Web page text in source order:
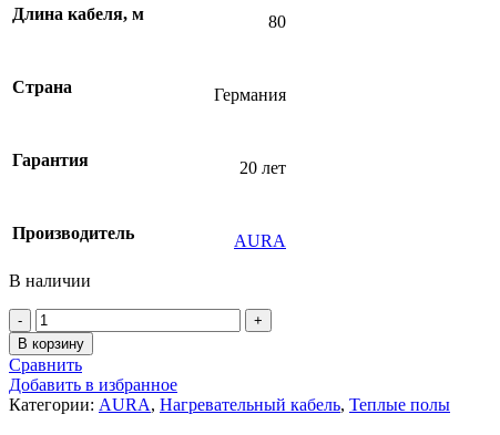
Длина кабеля, м 80
Страна Германия
Гарантия 20 лет
Производитель AURA
В наличии
Количество
товара
Нагревательная
секция
AURA
Universal
В корзину
Сравнить
Добавить в избранное
Категории: AURA, Нагревательный кабель, Теплые полы